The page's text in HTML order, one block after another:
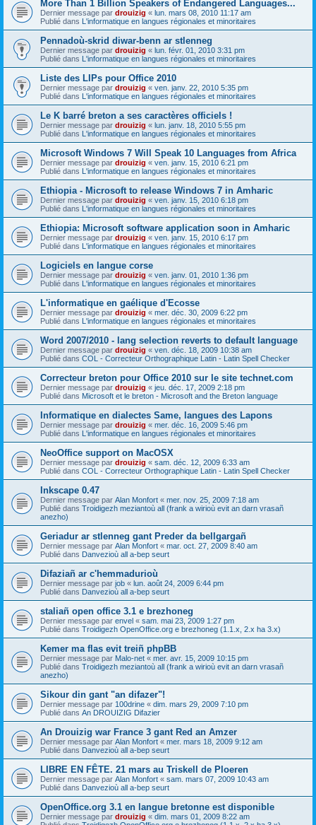
More Than 1 Billion Speakers of Endangered Languages...
Dernier message par drouizig « lun. mars 08, 2010 11:17 am
Publié dans L'informatique en langues régionales et minoritaires
Pennadoù-skrid diwar-benn ar stlenneg
Dernier message par drouizig « lun. févr. 01, 2010 3:31 pm
Publié dans L'informatique en langues régionales et minoritaires
Liste des LIPs pour Office 2010
Dernier message par drouizig « ven. janv. 22, 2010 5:35 pm
Publié dans L'informatique en langues régionales et minoritaires
Le K barré breton a ses caractères officiels !
Dernier message par drouizig « lun. janv. 18, 2010 5:55 pm
Publié dans L'informatique en langues régionales et minoritaires
Microsoft Windows 7 Will Speak 10 Languages from Africa
Dernier message par drouizig « ven. janv. 15, 2010 6:21 pm
Publié dans L'informatique en langues régionales et minoritaires
Ethiopia - Microsoft to release Windows 7 in Amharic
Dernier message par drouizig « ven. janv. 15, 2010 6:18 pm
Publié dans L'informatique en langues régionales et minoritaires
Ethiopia: Microsoft software application soon in Amharic
Dernier message par drouizig « ven. janv. 15, 2010 6:17 pm
Publié dans L'informatique en langues régionales et minoritaires
Logiciels en langue corse
Dernier message par drouizig « ven. janv. 01, 2010 1:36 pm
Publié dans L'informatique en langues régionales et minoritaires
L'informatique en gaélique d'Ecosse
Dernier message par drouizig « mer. déc. 30, 2009 6:22 pm
Publié dans L'informatique en langues régionales et minoritaires
Word 2007/2010 - lang selection reverts to default language
Dernier message par drouizig « ven. déc. 18, 2009 10:38 am
Publié dans COL - Correcteur Orthographique Latin - Latin Spell Checker
Correcteur breton pour Office 2010 sur le site technet.com
Dernier message par drouizig « jeu. déc. 17, 2009 2:18 pm
Publié dans Microsoft et le breton - Microsoft and the Breton language
Informatique en dialectes Same, langues des Lapons
Dernier message par drouizig « mer. déc. 16, 2009 5:46 pm
Publié dans L'informatique en langues régionales et minoritaires
NeoOffice support on MacOSX
Dernier message par drouizig « sam. déc. 12, 2009 6:33 am
Publié dans COL - Correcteur Orthographique Latin - Latin Spell Checker
Inkscape 0.47
Dernier message par Alan Monfort « mer. nov. 25, 2009 7:18 am
Publié dans Troidigezh meziantoù all (frank a wirioù evit an darn vrasañ
anezho)
Geriadur ar stlenneg gant Preder da bellgargañ
Dernier message par Alan Monfort « mar. oct. 27, 2009 8:40 am
Publié dans Danvezioù all a-bep seurt
Difaziañ ar c'hemmadurioù
Dernier message par job « lun. août 24, 2009 6:44 pm
Publié dans Danvezioù all a-bep seurt
staliañ open office 3.1 e brezhoneg
Dernier message par envel « sam. mai 23, 2009 1:27 pm
Publié dans Troidigezh OpenOffice.org e brezhoneg (1.1.x, 2.x ha 3.x)
Kemer ma flas evit treiñ phpBB
Dernier message par Malo-net « mer. avr. 15, 2009 10:15 pm
Publié dans Troidigezh meziantoù all (frank a wirioù evit an darn vrasañ
anezho)
Sikour din gant "an difazer"!
Dernier message par 100drine « dim. mars 29, 2009 7:10 pm
Publié dans An DROUIZIG Difazier
An Drouizig war France 3 gant Red an Amzer
Dernier message par Alan Monfort « mer. mars 18, 2009 9:12 am
Publié dans Danvezioù all a-bep seurt
LIBRE EN FÊTE. 21 mars au Triskell de Ploeren
Dernier message par Alan Monfort « sam. mars 07, 2009 10:43 am
Publié dans Danvezioù all a-bep seurt
OpenOffice.org 3.1 en langue bretonne est disponible
Dernier message par drouizig « dim. mars 01, 2009 8:22 am